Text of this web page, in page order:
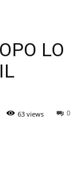
LO
0
63 views